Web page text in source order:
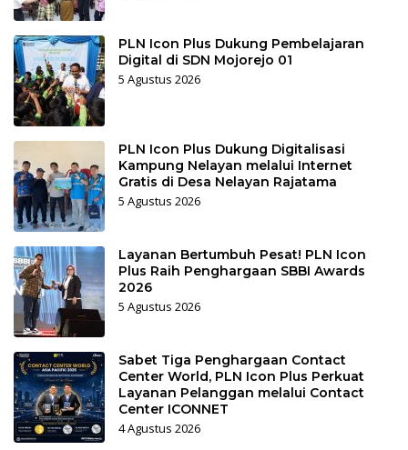
PLN Icon Plus Dukung Pembelajaran
Digital di SDN Mojorejo 01
5 Agustus 2026
PLN Icon Plus Dukung Digitalisasi
Kampung Nelayan melalui Internet
Gratis di Desa Nelayan Rajatama
5 Agustus 2026
Layanan Bertumbuh Pesat! PLN Icon
Plus Raih Penghargaan SBBI Awards
2026
5 Agustus 2026
Sabet Tiga Penghargaan Contact
Center World, PLN Icon Plus Perkuat
Layanan Pelanggan melalui Contact
Center ICONNET
4 Agustus 2026